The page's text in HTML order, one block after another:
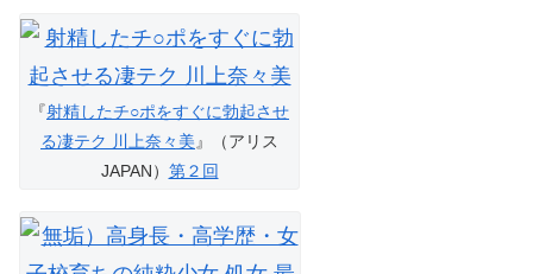
『射精したチ○ポをすぐに勃起させ
る凄テク 川上奈々美 』（アリス
JAPAN） 第２回